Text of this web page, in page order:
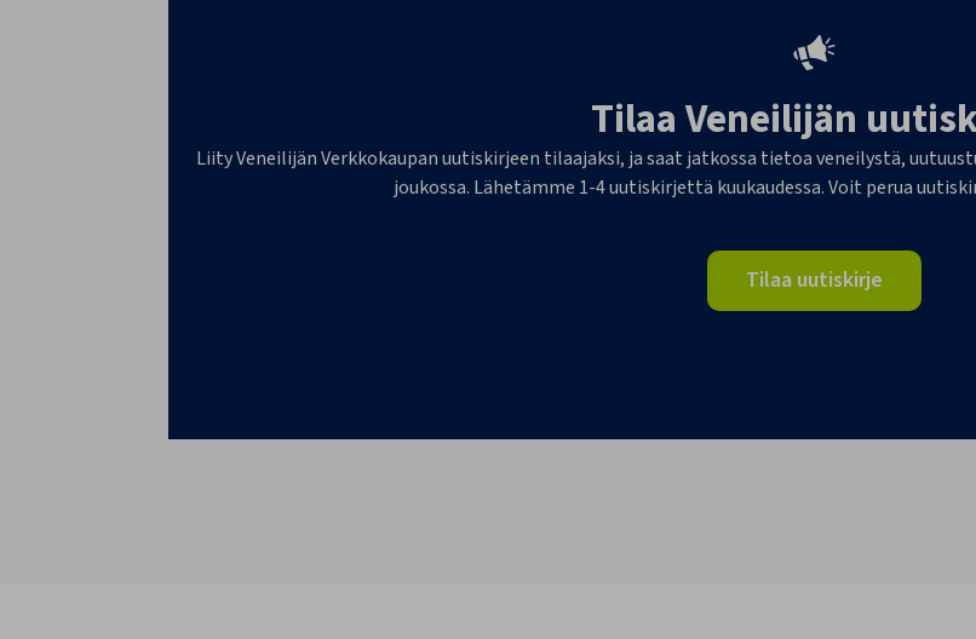
Tilaa Veneilijän
Liity Veneilijän Verkkokaupan uutiskirjeen tilaajaksi, ja saat jatkossa tietoa veneilystä,
joukossa. Lähetämme 1-4 uutiskirjettä kuukaudessa. Voit perua
Tilaa uutiskirje